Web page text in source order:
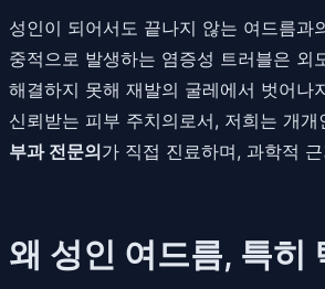
성인이 되어서도 끝나지 않는 여드름
중적으로 발생하는 염증성 트러블은
해결하지 못해 재발의 굴레에서 벗어나
신뢰받는 피부 주치의로서, 저희는 개
부과 전문의가 직접 진료하며, 과학적
왜 성인 여드름, 특히